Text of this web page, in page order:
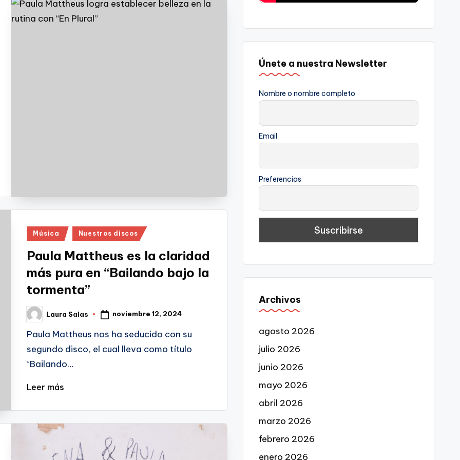
Publicado
Música Nuestros discos
Paula Mattheus es la claridad
más pura en “Bailando bajo la
tormenta”
Publicado
por
Laura Salas noviembre 12, 2024
Paula Mattheus nos ha seducido con su
segundo disco, el cual lleva como título
“Bailando…
Leer más
Únete a nuestra Newsletter
Nombre o nombre completo
Email
Preferencias
Archivos
agosto 2026
julio 2026
junio 2026
mayo 2026
abril 2026
marzo 2026
febrero 2026
enero 2026